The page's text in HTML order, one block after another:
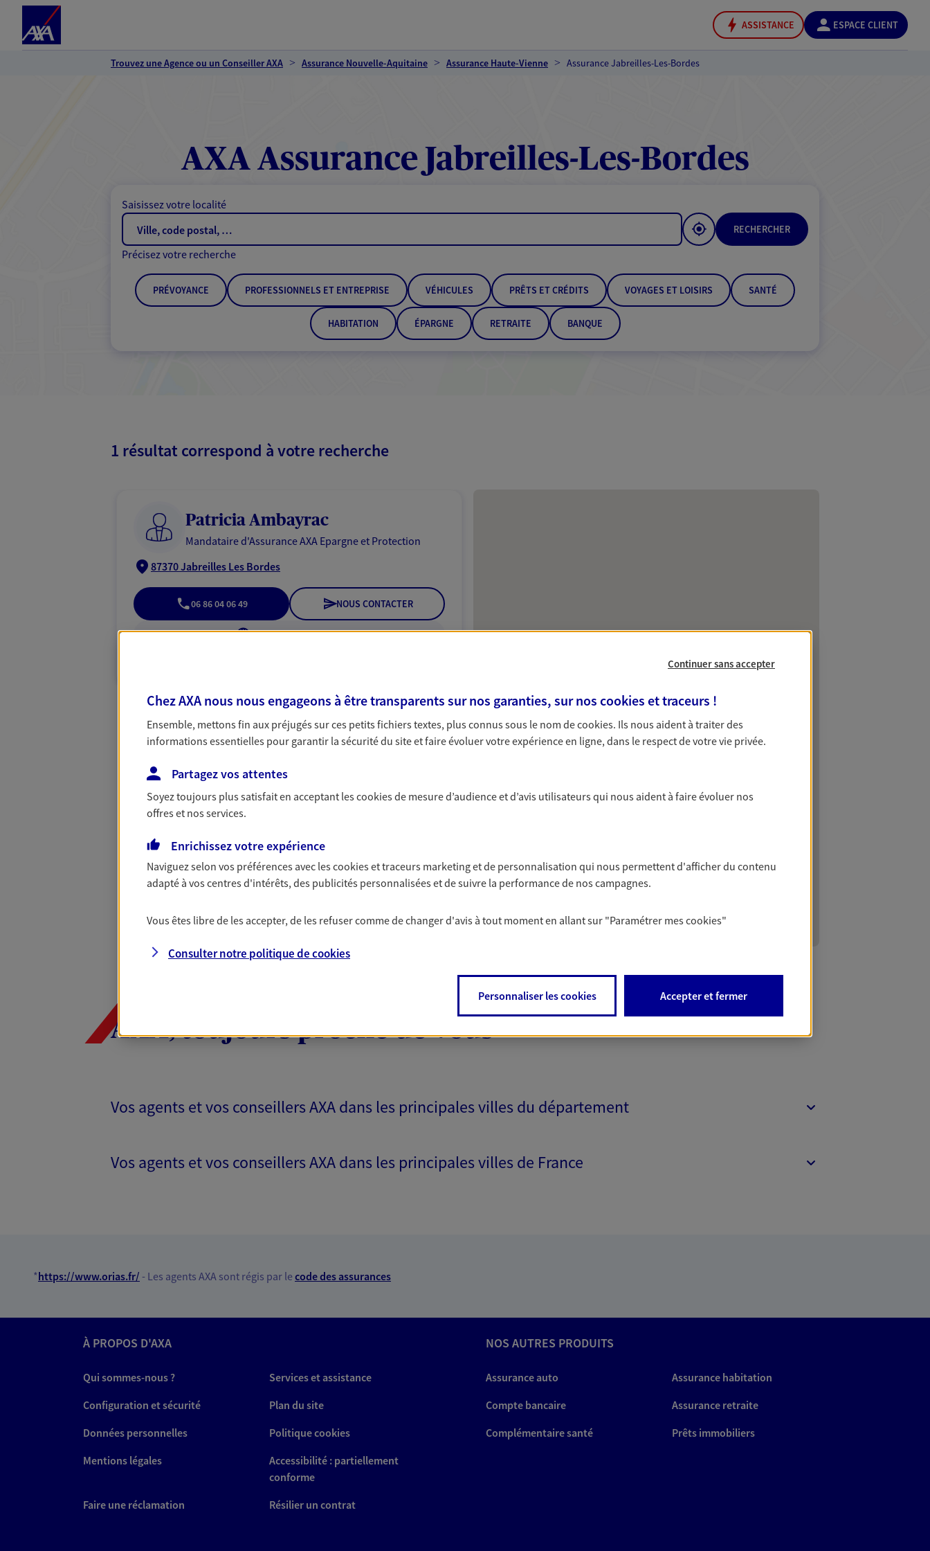
ASSISTANCE ESPACE CLIENT
Trouvez une Agence ou un Conseiller AXA Assurance Nouvelle-Aquitaine Assurance Haute-Vienne Assurance Jabreilles-Les-Bordes
AXA Assurance Jabreilles-Les-Bordes
Saisissez votre localité
RECHERCHER
Précisez votre recherche
PRÉVOYANCE PROFESSIONNELS ET ENTREPRISE VÉHICULES PRÊTS ET CRÉDITS VOYAGES ET LOISIRS SANTÉ
HABITATION ÉPARGNE RETRAITE BANQUE
1 résultat correspond à votre recherche
Patricia Ambayrac
Mandataire d'Assurance AXA Epargne et Protection
87370 Jabreilles Les Bordes
06 86 04 06 49 NOUS CONTACTER
VOIR NOTRE SITE WEB
AXA, toujours proche de vous
Vos agents et vos conseillers AXA dans les principales villes du département
Vos agents et vos conseillers AXA dans les principales villes de France
*https://www.orias.fr/ - Les agents AXA sont régis par lecode des assurances
À PROPOS D'AXA
Qui sommes-nous ?
Services et assistance
Configuration et sécurité
Plan du site
Données personnelles
Politique cookies
Mentions légales
Accessibilité : partiellement
conforme
Faire une réclamation
Résilier un contrat
NOS AUTRES PRODUITS
Assurance auto
Assurance habitation
Compte bancaire
Assurance retraite
Complémentaire santé
Prêts immobiliers
Continuer sans accepter
Chez AXA nous nous engageons à être transparents sur nos garanties, sur nos cookies et traceurs !
Ensemble, mettons fin aux préjugés sur ces petits fichiers textes, plus connus sous le nom decookies. Ils nous aident à traiter des
informations essentielles pour garantir la sécurité du site et faire évoluer votre expérience en ligne, dans le respect de votre vie privée.
Partagez vos attentes
Soyez toujours plus satisfait en acceptant lescookiesde mesure d’audience et d’avis utilisateurs qui nous aident à faire évoluer nos
offres et nos services.
Enrichissez votre expérience
Naviguez selon vos préférences avec lescookies et traceurs marketing et de personnalisation qui nous permettent d'afficher du contenu
adapté à vos centres d'intérêts, des publicités personnalisées et de suivre la performance de nos campagnes.
Vous êtes libre de les accepter, de les refuser comme de changer d'avis à tout moment en allant sur "Paramétrer mescookies"
Consulter notre politique decookies
Personnaliser les cookies Accepter et fermer